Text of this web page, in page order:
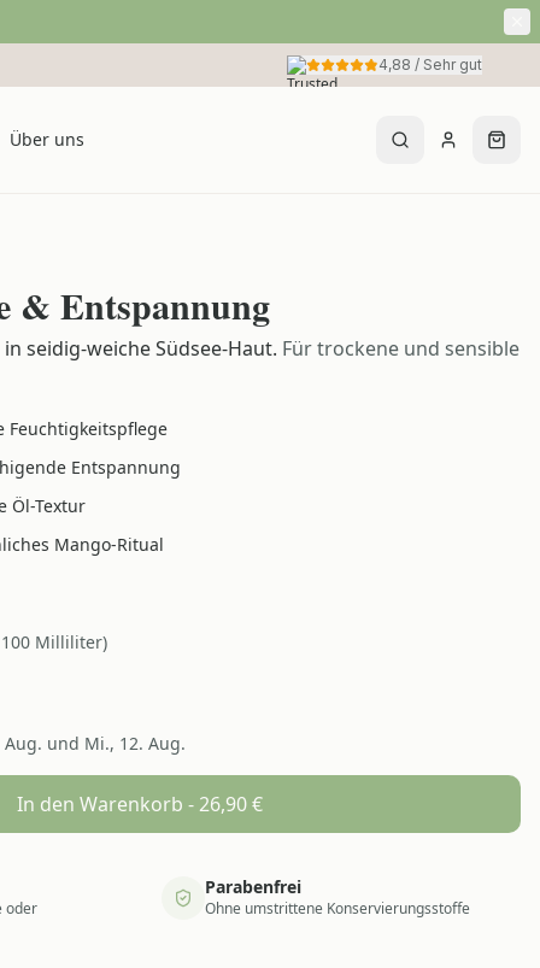
4,88 / Sehr gut
Über uns
& Entspannung
seidig-weiche Südsee-Haut. Für trockene und sensible
Feuchtigkeitspflege
Entspannung
Öl-Textur
Mango-Ritual
100 Milliliter)
Aug. und Mi., 12. Aug.
In den Warenkorb -26,90€
oder
Parabenfrei
Ohne umstrittene Konservierungsstoffe